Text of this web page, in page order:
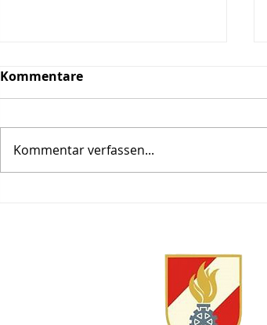
Kommentare
Kommentar verfassen...